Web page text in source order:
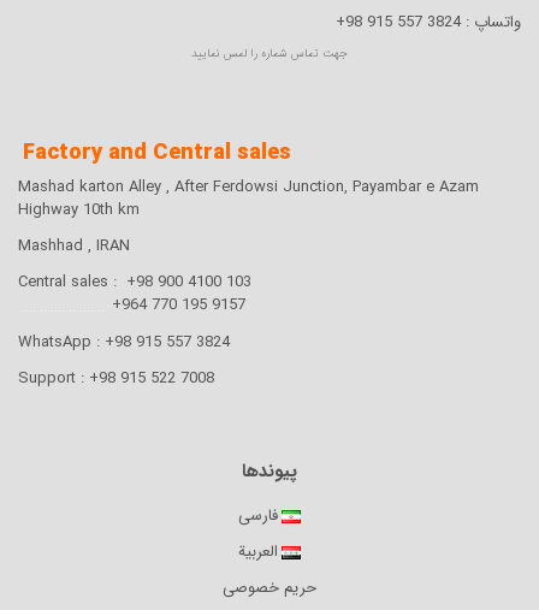
واتساپ :3824 557 915 98+
جهت تماس شماره را لمس نمایید
Factory and Central sales
Mashad karton Alley , After Ferdowsi Junction, Payambar e Azam
Highway 10th km
Mashhad , IRAN
Central sales : +98 900 4100 103
9157 195 770 964+
WhatsApp : +98 915 557 3824
Support : +98 915 522 7008
پیوندها
فارسی
العربية
حریم خصوصی